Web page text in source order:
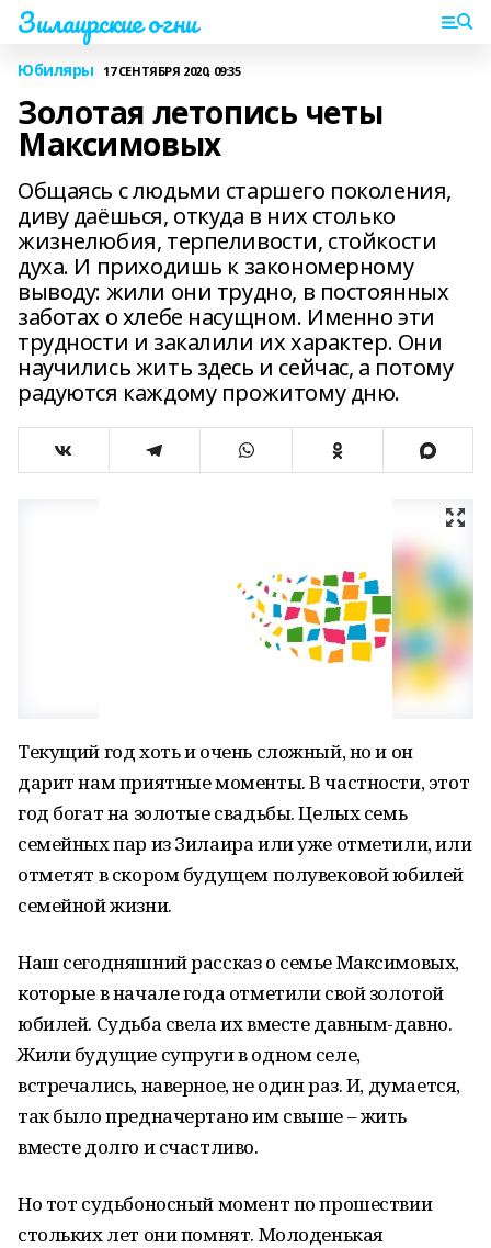
Зилаирские огни
Юбиляры 17 СЕНТЯБРЯ 2020, 09:35
Золотая летопись четы
Максимовых
Общаясь с людьми старшего поколения,
диву даёшься, откуда в них столько
жизнелюбия, терпеливости, стойкости
духа. И приходишь к закономерному
выводу: жили они трудно, в постоянных
заботах о хлебе насущном. Именно эти
трудности и закалили их характер. Они
научились жить здесь и сейчас, а потому
радуются каждому прожитому дню.
Текущий год хоть и очень сложный, но и он
дарит нам приятные моменты. В частности, этот
год богат на золотые свадьбы. Целых семь
семейных пар из Зилаира или уже отметили, или
отметят в скором будущем полувековой юбилей
семейной жизни.
Наш сегодняшний рассказ о семье Максимовых,
которые в начале года отметили свой золотой
юбилей. Судьба свела их вместе давным-давно.
Жили будущие супруги в одном селе,
встречались, наверное, не один раз. И, думается,
так было предначертано им свыше – жить
вместе долго и счастливо.
Но тот судьбоносный момент по прошествии
стольких лет они помнят. Молоденькая